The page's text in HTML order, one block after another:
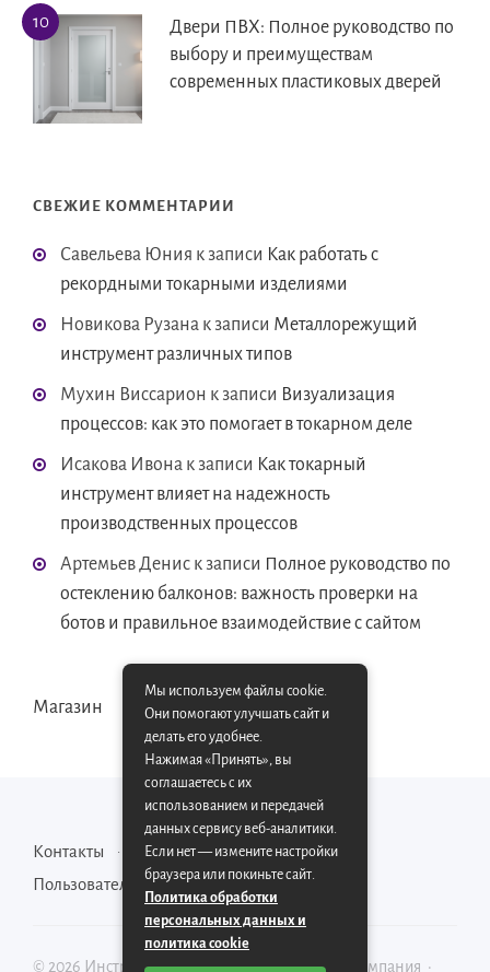
Двери ПВХ: Полное руководство по
выбору и преимуществам
современных пластиковых дверей
СВЕЖИЕ КОММЕНТАРИИ
Савельева Юния к записи Как работать с
рекордными токарными изделиями
Новикова Рузана к записи Металлорежущий
инструмент различных типов
Мухин Виссарион к записи Визуализация
процессов: как это помогает в токарном деле
Исакова Ивона к записи Как токарный
инструмент влияет на надежность
производственных процессов
Артемьев Денис к записи Полное руководство по
остеклению балконов: важность проверки на
ботов и правильное взаимодействие с сайтом
Магазин
Контакты
Карта сайта
Пользовательское соглашение
© 2026 Инструментально-производственная компания ·
Мы используем файлы cookie.
Они помогают улучшать сайт и
делать его удобнее.
Нажимая «Принять», вы
соглашаетесь с их
использованием и передачей
данных сервису веб-аналитики.
Если нет — измените настройки
браузера или покиньте сайт.
Политика обработки
персональных данных и
политика cookie